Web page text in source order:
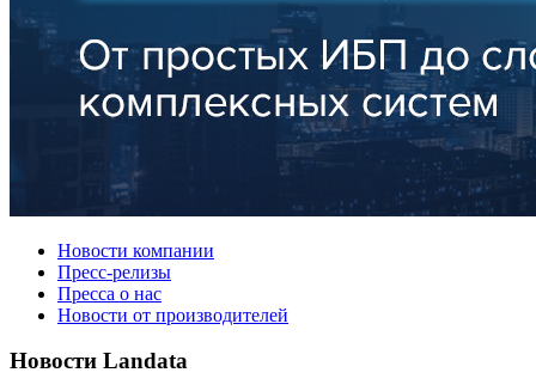
Новости компании
Пресс-релизы
Пресса о нас
Новости от производителей
Новости Landata